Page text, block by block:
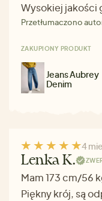
Wysokiej jakości
Przetłumaczono
ZAKUPIONY PRODUKT
Jeans Aubrey
Denim
4
Lenka K.
Mam 173 cm/56
Piękny krój, są